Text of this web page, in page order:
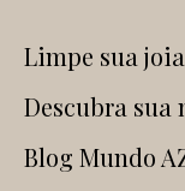
Limpe sua joia
Descubra sua
Blog Mundo